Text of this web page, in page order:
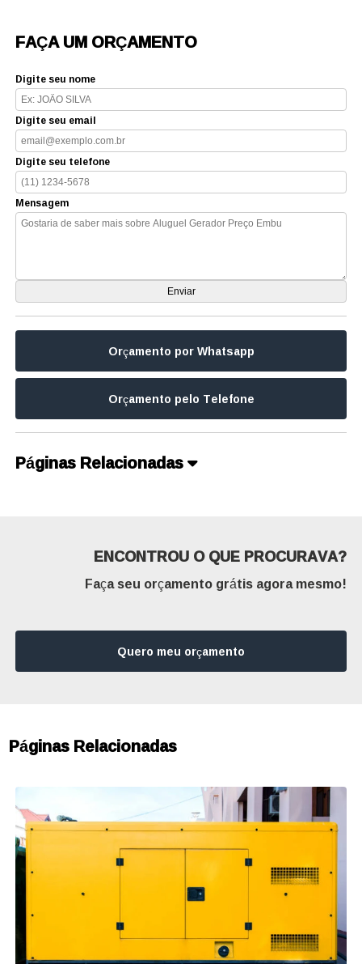
FAÇA UM ORÇAMENTO
Digite seu nome
Digite seu email
Digite seu telefone
Mensagem
Orçamento por Whatsapp
Orçamento pelo Telefone
Páginas Relacionadas
ENCONTROU O QUE PROCURAVA?
Faça seu orçamento grátis agora mesmo!
Quero meu orçamento
Páginas Relacionadas